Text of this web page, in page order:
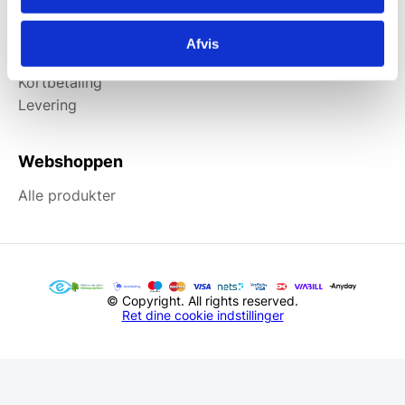
Afvis
Information
Kortbetaling
Levering
Webshoppen
Alle produkter
© Copyright. All rights reserved.
Ret dine cookie indstillinger